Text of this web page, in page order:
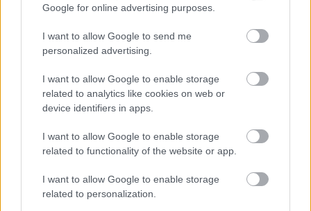
Google for online advertising purposes.
I want to allow Google to send me
personalized advertising.
I want to allow Google to enable storage
related to analytics like cookies on web or
device identifiers in apps.
I want to allow Google to enable storage
related to functionality of the website or app.
I want to allow Google to enable storage
related to personalization.
Ha a szakminiszter engedélyezi, a jövőben forróbb
vizet is engedhetne a Dunába a Paksi Atomerőmű
Valószínűleg a megnövekedett igények miatt szükséges
importot spórolná meg az állam ezzel a lépéssel.